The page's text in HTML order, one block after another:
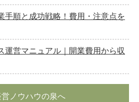
手順と成功戦略！費用・注意点を
運営マニュアル｜開業費用から収
ノウハウの泉へ